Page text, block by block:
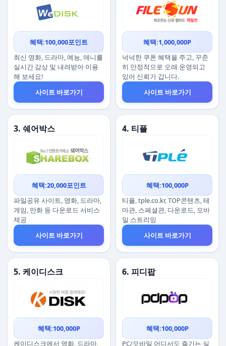
혜택:100,000포인트
최신 영화, 드라마, 예능, 애니를
실시간 감상 및 내려받아 이용
해 보세요!
사이트 바로가기
혜택:1,000,000P
넉넉한 쿠폰 혜택을 주고, 꾸준
히 안정적으로 오래 운영되고
있어 신뢰가 갑니다.
사이트 바로가기
3. 쉐어박스
혜택:20,000포인트
파일공유 사이트, 영화, 드라마,
게임, 만화 등 다운로드 서비스
제공
사이트 바로가기
4. 티플
혜택:100,000P
티플, tple.co.kr, TOP콘텐츠, 테
마관, 스페셜관, 다운로드, 모바
일 스트리밍
사이트 바로가기
5. 케이디스크
혜택:100,000P
케이디스크에서 영화, 드라마,
6. 피디팝
혜택:100,000P
PC/모바일 어디서도 즐기는 실